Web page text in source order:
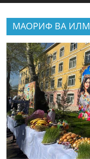
МАОРИФ ВА ИЛМ